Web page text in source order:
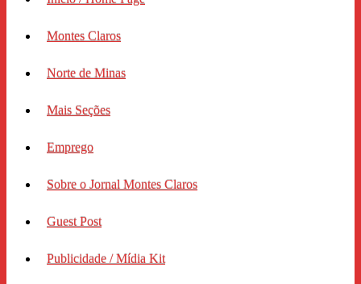
Montes Claros
Norte de Minas
Mais Seções
Emprego
Sobre o Jornal Montes Claros
Guest Post
Publicidade / Mídia Kit